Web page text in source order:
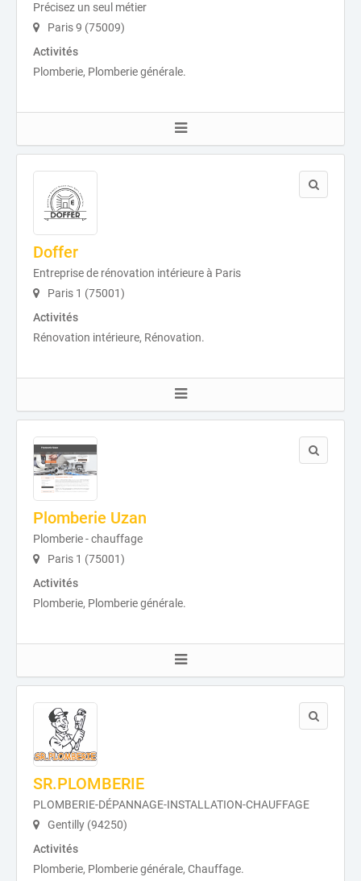
Précisez un seul métier
Paris 9 (75009)
Activités
Plomberie, Plomberie générale.
Doffer
Entreprise de rénovation intérieure à Paris
Paris 1 (75001)
Activités
Rénovation intérieure, Rénovation.
Plomberie Uzan
Plomberie - chauffage
Paris 1 (75001)
Activités
Plomberie, Plomberie générale.
SR.PLOMBERIE
PLOMBERIE-DÉPANNAGE-INSTALLATION-CHAUFFAGE
Gentilly (94250)
Activités
Plomberie, Plomberie générale, Chauffage.